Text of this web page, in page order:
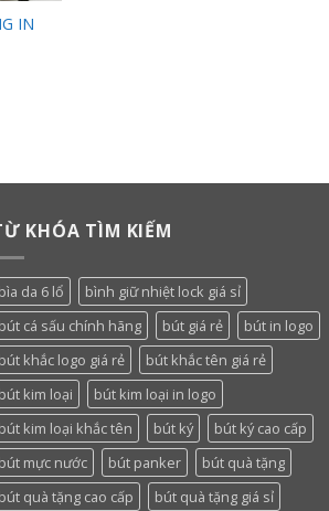
IN
KHÓA TÌM KIẾM
bìa da 6 lổ
bình giữ nhiệt lock giá sỉ
bút cá sấu chính hãng
bút giá rẻ
bút in logo
bút khắc logo giá rẻ
bút khắc tên giá rẻ
bút kim loại
bút kim loại in logo
bút kim loại khắc tên
bút ký
bút ký cao cấp
bút mực nước
bút panker
bút quà tặng
bút quà tặng cao cấp
bút quà tặng giá sỉ